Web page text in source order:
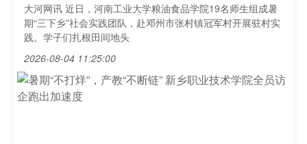
大河网讯 近日，河南工业大学粮油食品学院19名师生组成暑
期“三下乡”社会实践团队，赴邓州市张村镇冠军村开展驻村实
践。学子们扎根田间地头
2026-08-04 11:25:00